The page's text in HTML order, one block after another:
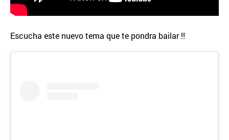
Escucha este nuevo tema que te pondra bailar !!